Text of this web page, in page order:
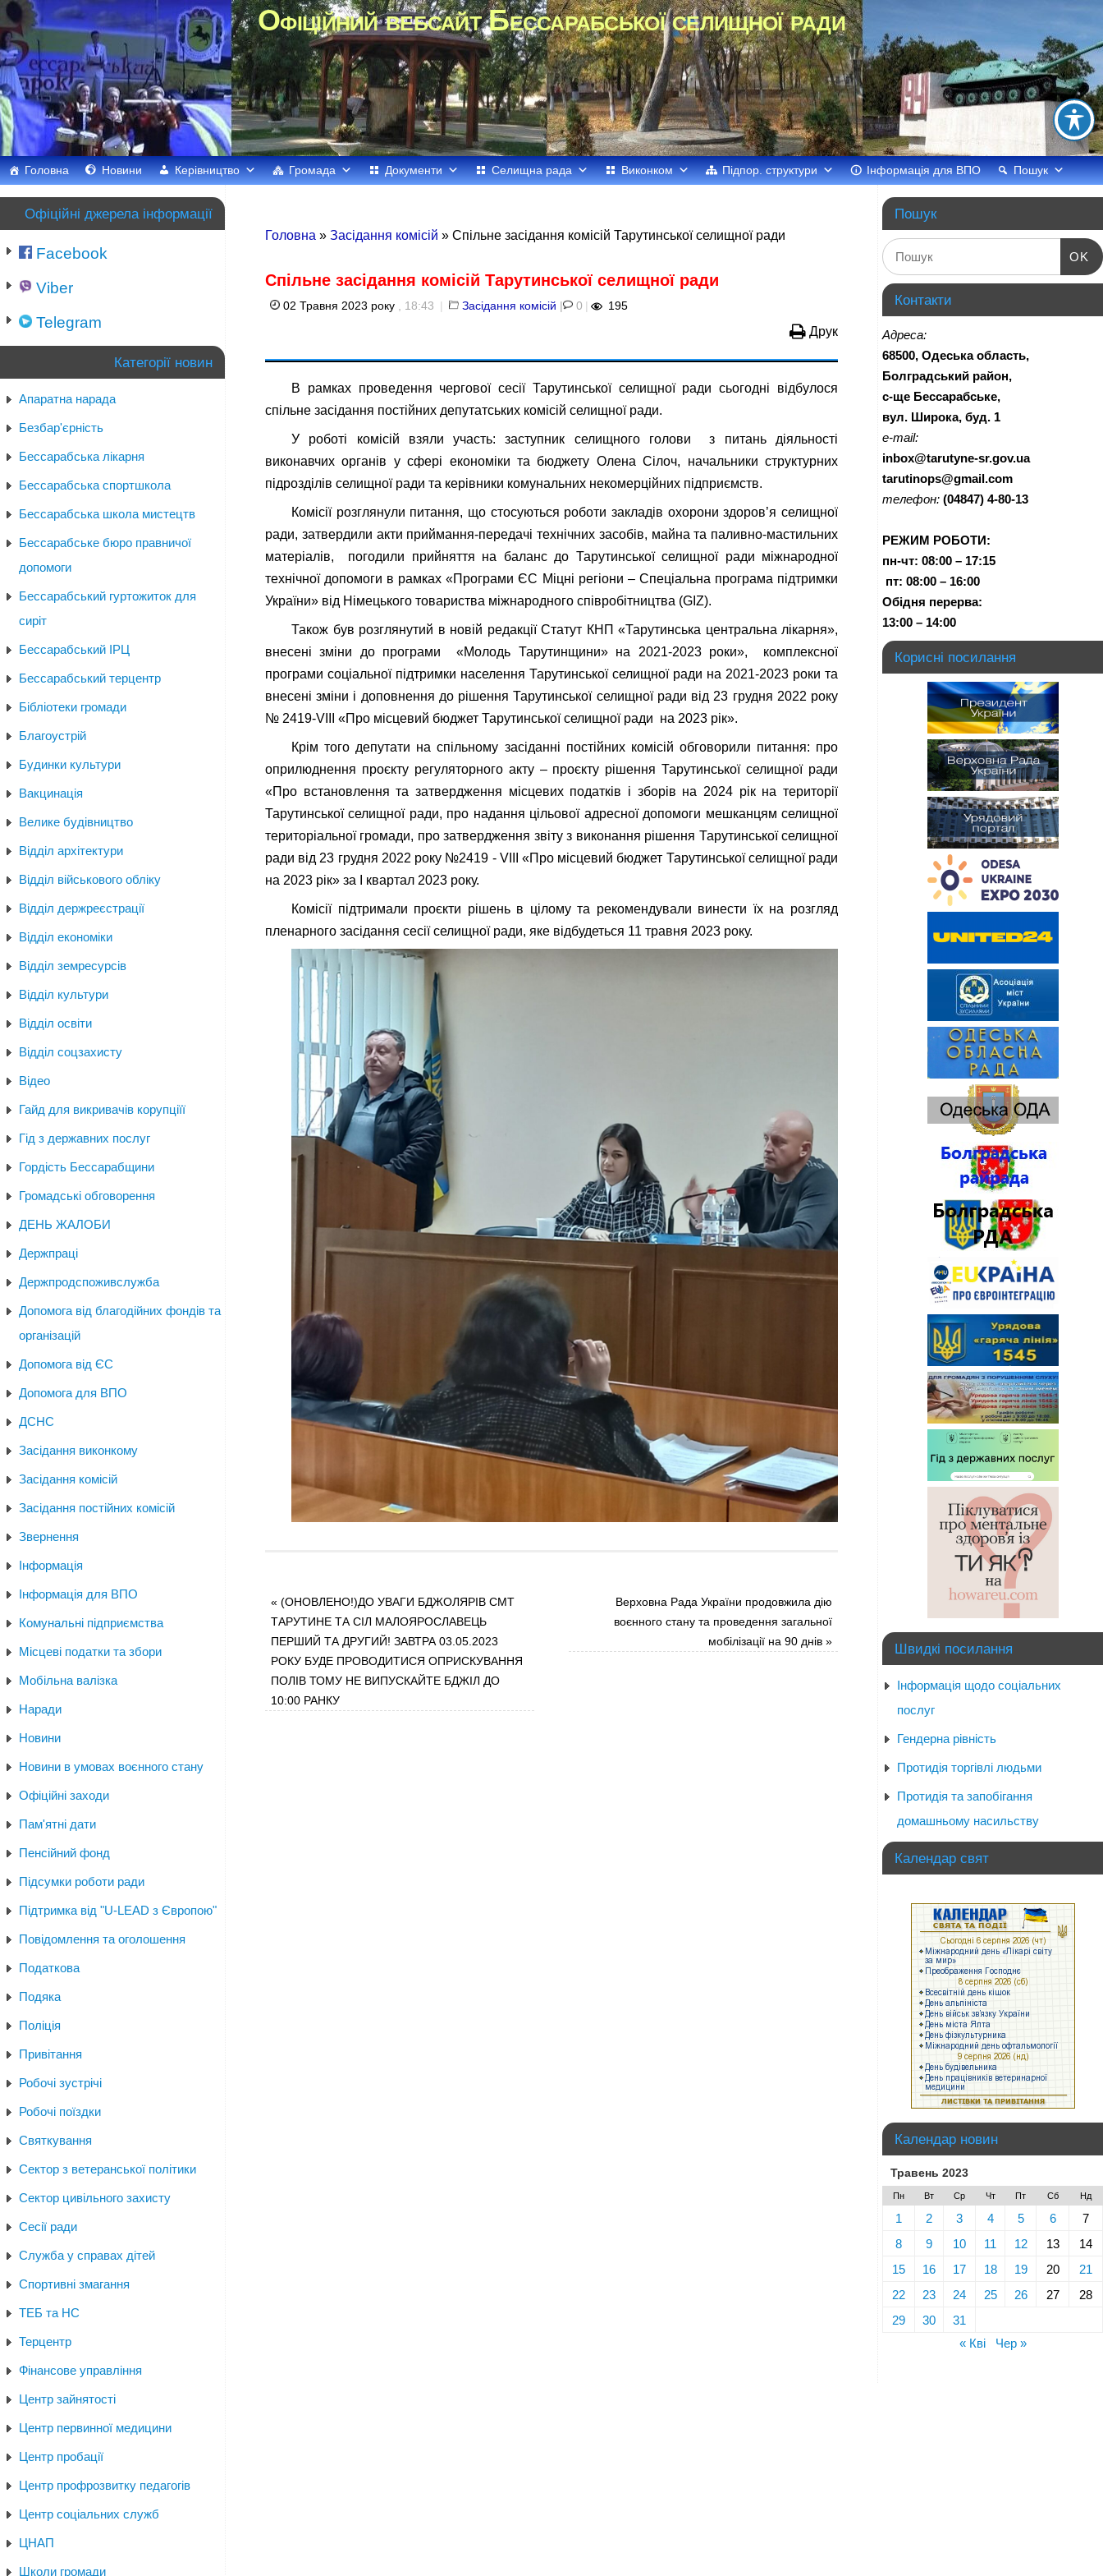
Офіційний вебсайт Бессарабської селищної ради
Головна Новини Керівництво Громада Документи Селищна рада Виконком Підпор. структури Інформація для ВПО Пошук
Головна » Засідання комісій » Спільне засідання комісій Тарутинської селищної ради
Спільне засідання комісій Тарутинської селищної ради
02 Травня 2023 року , 18:43 | Засідання комісій | 0 | 195
Друк
В рамках проведення чергової сесії Тарутинської селищної ради сьогодні відбулося
спільне засідання постійних депутатських комісій селищної ради.
У роботі комісій взяли участь: заступник селищного голови з питань діяльності
виконавчих органів у сфері економіки та бюджету Олена Сілоч, начальники структурних
підрозділів селищної ради та керівники комунальних некомерційних підприємств.
Комісії розглянули питання, що стосуються роботи закладів охорони здоров’я селищної
ради, затвердили акти приймання-передачі технічних засобів, майна та паливно-мастильних
матеріалів, погодили прийняття на баланс до Тарутинської селищної ради міжнародної
технічної допомоги в рамках «Програми ЄС Міцні регіони – Спеціальна програма підтримки
України» від Німецького товариства міжнародного співробітництва (GIZ).
Також був розглянутий в новій редакції Статут КНП «Тарутинська центральна лікарня»,
внесені зміни до програми «Молодь Тарутинщини» на 2021-2023 роки», комплексної
програми соціальної підтримки населення Тарутинської селищної ради на 2021-2023 роки та
внесені зміни і доповнення до рішення Тарутинської селищної ради від 23 грудня 2022 року
№ 2419-VIII «Про місцевий бюджет Тарутинської селищної ради на 2023 рік».
Крім того депутати на спільному засіданні постійних комісій обговорили питання: про
оприлюднення проєкту регуляторного акту – проєкту рішення Тарутинської селищної ради
«Про встановлення та затвердження місцевих податків і зборів на 2024 рік на території
Тарутинської селищної ради, про надання цільової адресної допомоги мешканцям селищної
територіальної громади, про затвердження звіту з виконання рішення Тарутинської селищної
ради від 23 грудня 2022 року №2419 - VIII «Про місцевий бюджет Тарутинської селищної ради
на 2023 рік» за І квартал 2023 року.
Комісії підтримали проєкти рішень в цілому та рекомендували винести їх на розгляд
пленарного засідання сесії селищної ради, яке відбудеться 11 травня 2023 року.
« (ОНОВЛЕНО!)ДО УВАГИ БДЖОЛЯРІВ СМТ
ТАРУТИНЕ ТА СІЛ МАЛОЯРОСЛАВЕЦЬ
ПЕРШИЙ ТА ДРУГИЙ! ЗАВТРА 03.05.2023
РОКУ БУДЕ ПРОВОДИТИСЯ ОПРИСКУВАННЯ
ПОЛІВ ТОМУ НЕ ВИПУСКАЙТЕ БДЖІЛ ДО
10:00 РАНКУ
Верховна Рада України продовжила дію
воєнного стану та проведення загальної
мобілізації на 90 днів»
Офіційні джерела інформації
Facebook
Viber
Telegram
Категорії новин
Апаратна нарада
Безбар'єрність
Бессарабська лікарня
Бессарабська спортшкола
Бессарабська школа мистецтв
Бессарабське бюро правничої
допомоги
Бессарабський гуртожиток для
сиріт
Бессарабський ІРЦ
Бессарабський терцентр
Бібліотеки громади
Благоустрій
Будинки культури
Вакцинація
Велике будівництво
Відділ архітектури
Відділ військового обліку
Відділ держреєстрації
Відділ економіки
Відділ земресурсів
Відділ культури
Відділ освіти
Відділ соцзахисту
Відео
Гайд для викривачів корупціїї
Гід з державних послуг
Гордість Бессарабщини
Громадські обговорення
ДЕНЬ ЖАЛОБИ
Держпраці
Держпродспоживслужба
Допомога від благодійних фондів та
організацій
Допомога від ЄС
Допомога для ВПО
ДСНС
Засідання виконкому
Засідання комісій
Засідання постійних комісій
Звернення
Інформація
Інформація для ВПО
Комунальні підприємства
Місцеві податки та збори
Мобільна валізка
Наради
Новини
Новини в умовах воєнного стану
Офіційні заходи
Пам'ятні дати
Пенсійний фонд
Підсумки роботи ради
Підтримка від "U-LEAD з Європою"
Повідомлення та оголошення
Податкова
Подяка
Поліція
Привітання
Робочі зустрічі
Робочі поїздки
Святкування
Сектор з ветеранської політики
Сектор цивільного захисту
Сесії ради
Служба у справах дітей
Спортивні змагання
ТЕБ та НС
Терцентр
Фінансове управління
Центр зайнятості
Центр первинної медицини
Центр пробації
Центр профрозвитку педагогів
Центр соціальних служб
ЦНАП
Школи громади
Пошук
OK
Контакти
Адреса:
68500, Одеська область,
Болградський район,
с-ще Бессарабське,
вул. Широка, буд. 1
e-mail:
inbox@tarutyne-sr.gov.ua
tarutinops@gmail.com
телефон: (04847) 4-80-13
РЕЖИМ РОБОТИ:
пн-чт: 08:00 – 17:15
пт: 08:00 – 16:00
Обідня перерва:
13:00 – 14:00
Корисні посилання
Швидкі посилання
Інформація щодо соціальних
послуг
Гендерна рівність
Протидія торгівлі людьми
Протидія та запобігання
домашньому насильству
Календар свят
Календар новин
Травень 2023
Пн Вт Ср Чт Пт Сб Нд
1 2 3 4 5 6
7
8
9 10 11 12 13
14
15
16 17 18 19 20
21
22
23 24 25 26 27
28
29
30
31
« Кві
Чер »